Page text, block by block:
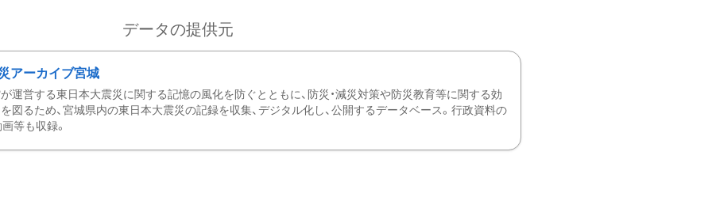
データの提供元
アーカイブ宮城
運営する東日本大震災に関する記憶の風化を防ぐとともに、防災・減災対策や防災教育等に関する効
図るため、宮城県内の東日本大震災の記録を収集、デジタル化し、公開するデータベース。行政資料の
等も収録。